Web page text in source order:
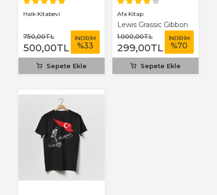
Halk Kitabevi
750,00TL
500,00TL
İNDİRİM
%33
Sepete Ekle
Afa Kitap
Lewis Grassic Gibbon
1.000,00TL
299,00TL
İNDİRİM
%70
Sepete Ekle